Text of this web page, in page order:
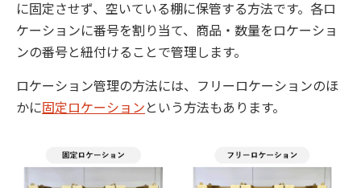
に固定させず、空いている棚に保管する方法です。各ロ
ケーションに番号を割り当て、商品・数量をロケーショ
ンの番号と紐付けることで管理します。
ロケーション管理の方法には、フリーロケーションのほ
かに固定ロケーション という方法もあります。